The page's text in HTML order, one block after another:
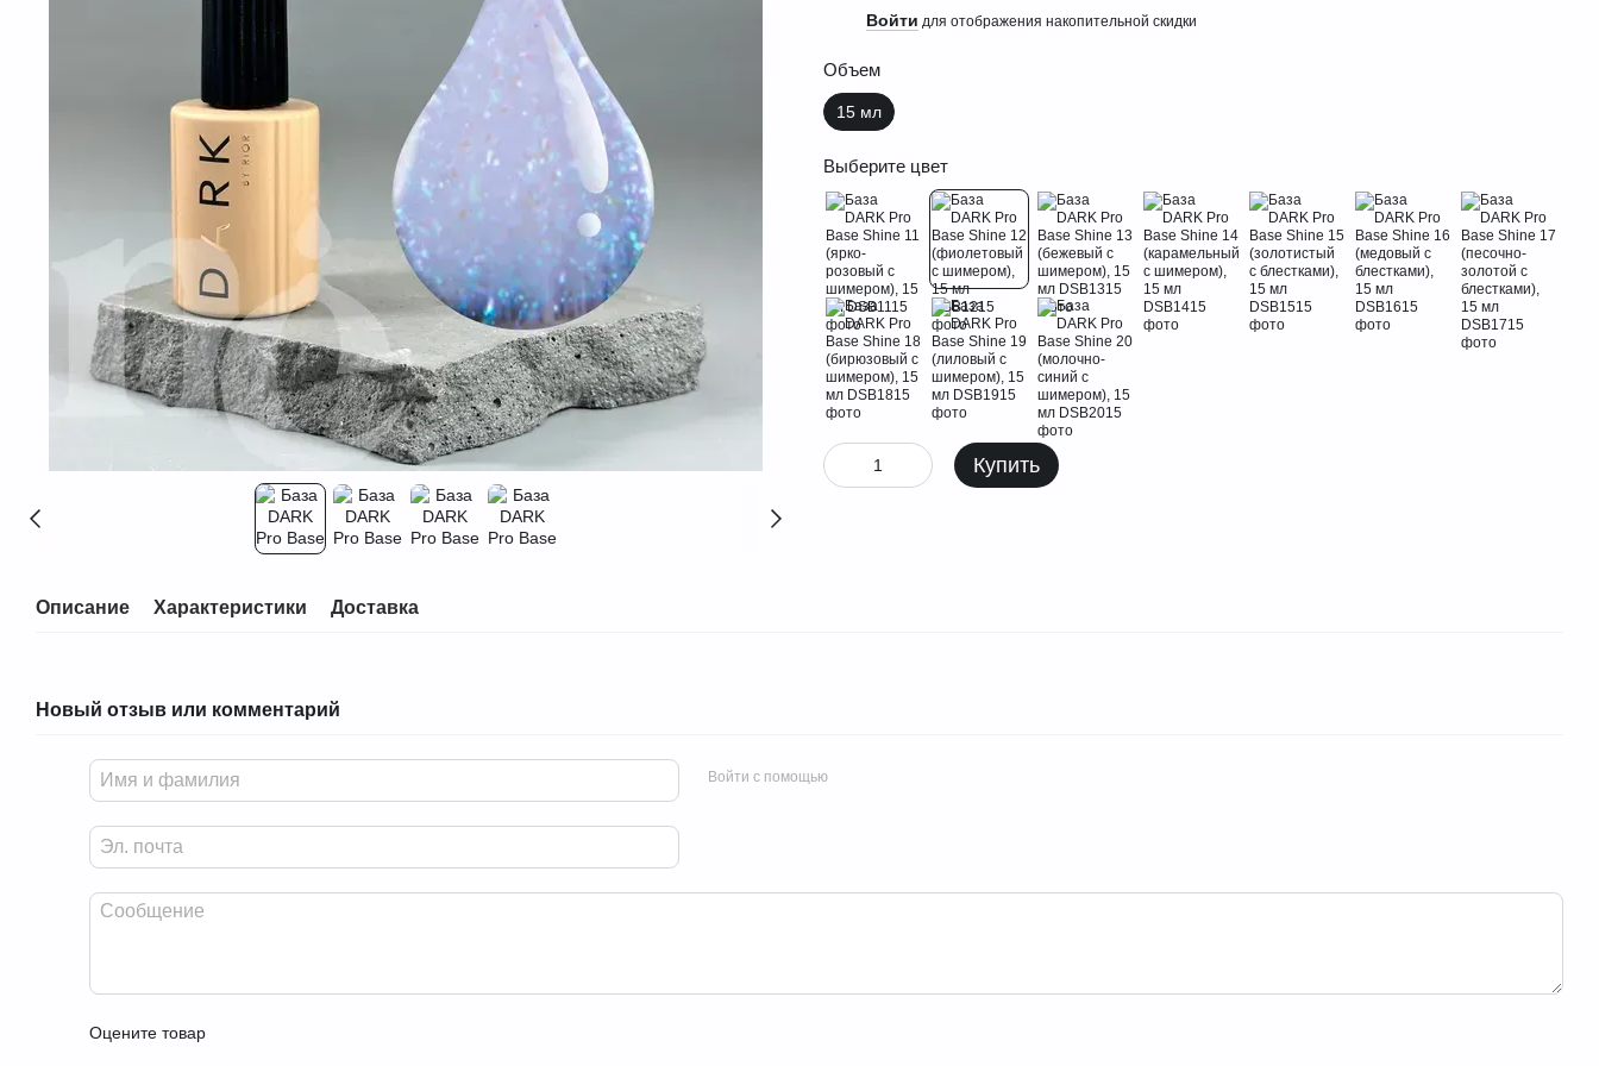
Войти для отображения накопительной скидки
Объем
15 мл
Выберите цвет
Купить
Описание Характеристики Доставка
Новый отзыв или комментарий
Войти с помощью
Оцените товар